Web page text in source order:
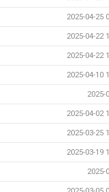
2025-04-25
2025-04-22
2025-04-22
2025-04-10
2025-
2025-04-02
2025-03-25
2025-03-19
2025-